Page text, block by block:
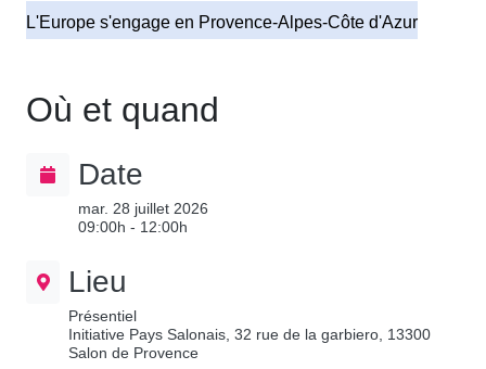
L'Europe s'engage en Provence-Alpes-Côte d'Azur
Où et quand
Date
mar. 28 juillet 2026
09:00h - 12:00h
Lieu
Présentiel
Initiative Pays Salonais, 32 rue de la garbiero, 13300
Salon de Provence